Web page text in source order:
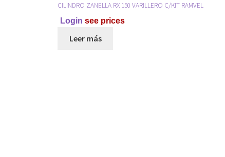
CILINDRO ZANELLA RX 150 VARILLERO C/KIT RAMVEL
Login see prices
Leer más